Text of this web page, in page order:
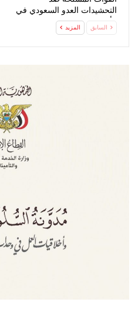
التحشيدات العدو السعودي في
مأرب وحضرموت
السابق المزيد